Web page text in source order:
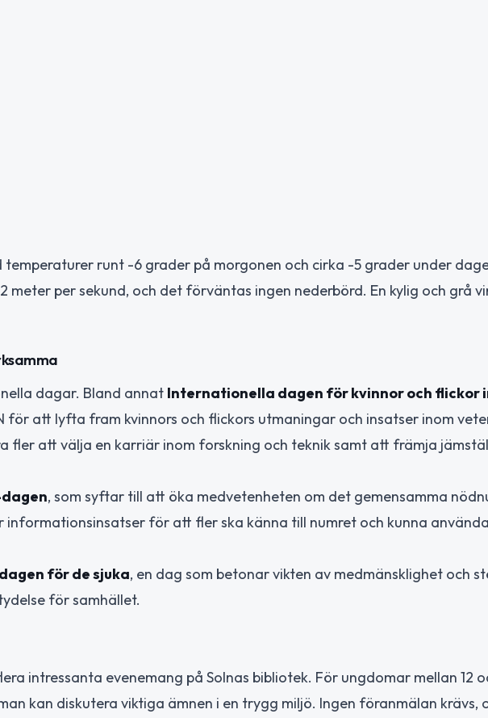
temperaturer runt -6 grader på morgonen och cirka -5 grader under
meter per sekund, och det förväntas ingen nederbörd. En kylig och grå
dagar. Bland annat Internationella dagen för kvinnor och flickor
för att lyfta fram kvinnors och flickors utmaningar och insatser inom
fler att välja en karriär inom forskning och teknik samt att främja
, som syftar till att öka medvetenheten om det gemensamma
informationsinsatser för att fler ska känna till numret och kunna
för de sjuka, en dag som betonar vikten av medmänsklighet och
för samhället.
intressanta evenemang på Solnas bibliotek. För ungdomar mellan 12
kan diskutera viktiga ämnen i en trygg miljö. Ingen föranmälan krävs,